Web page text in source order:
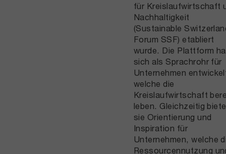
für Kreislaufwirtschaft
Nachhaltigkeit
(Sustainable
Forum SSF) etabliert
wurde. Die Plattform
sich als Sprachrohr für
Unternehmen
welche die
Kreislaufwirtschaft
leben. Gleichzeitig
sie Orientierung und
Inspiration für
Unternehmen, welche
Ressourcennutzung